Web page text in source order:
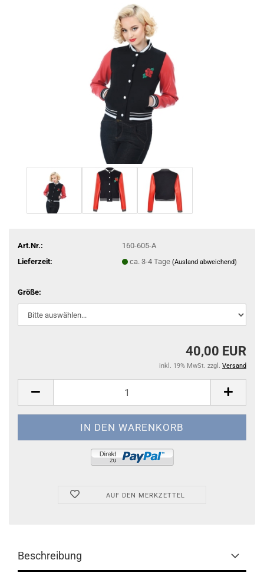
Art.Nr.:
160-605-A
Lieferzeit:
ca. 3-4 Tage (Ausland abweichend)
Größe:
40,00 EUR
inkl. 19% MwSt. zzgl. Versand
AUF DEN MERKZETTEL
Beschreibung